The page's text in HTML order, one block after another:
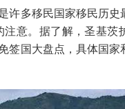
许多移民国家移民历史
意。据了解，圣基茨
签国大盘点，具体国家